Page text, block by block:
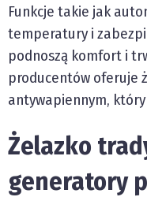
Funkcje takie jak
temperatury i
podnoszą komfort i
producentów oferuje
antywapiennym, który
Żelazko
generatory